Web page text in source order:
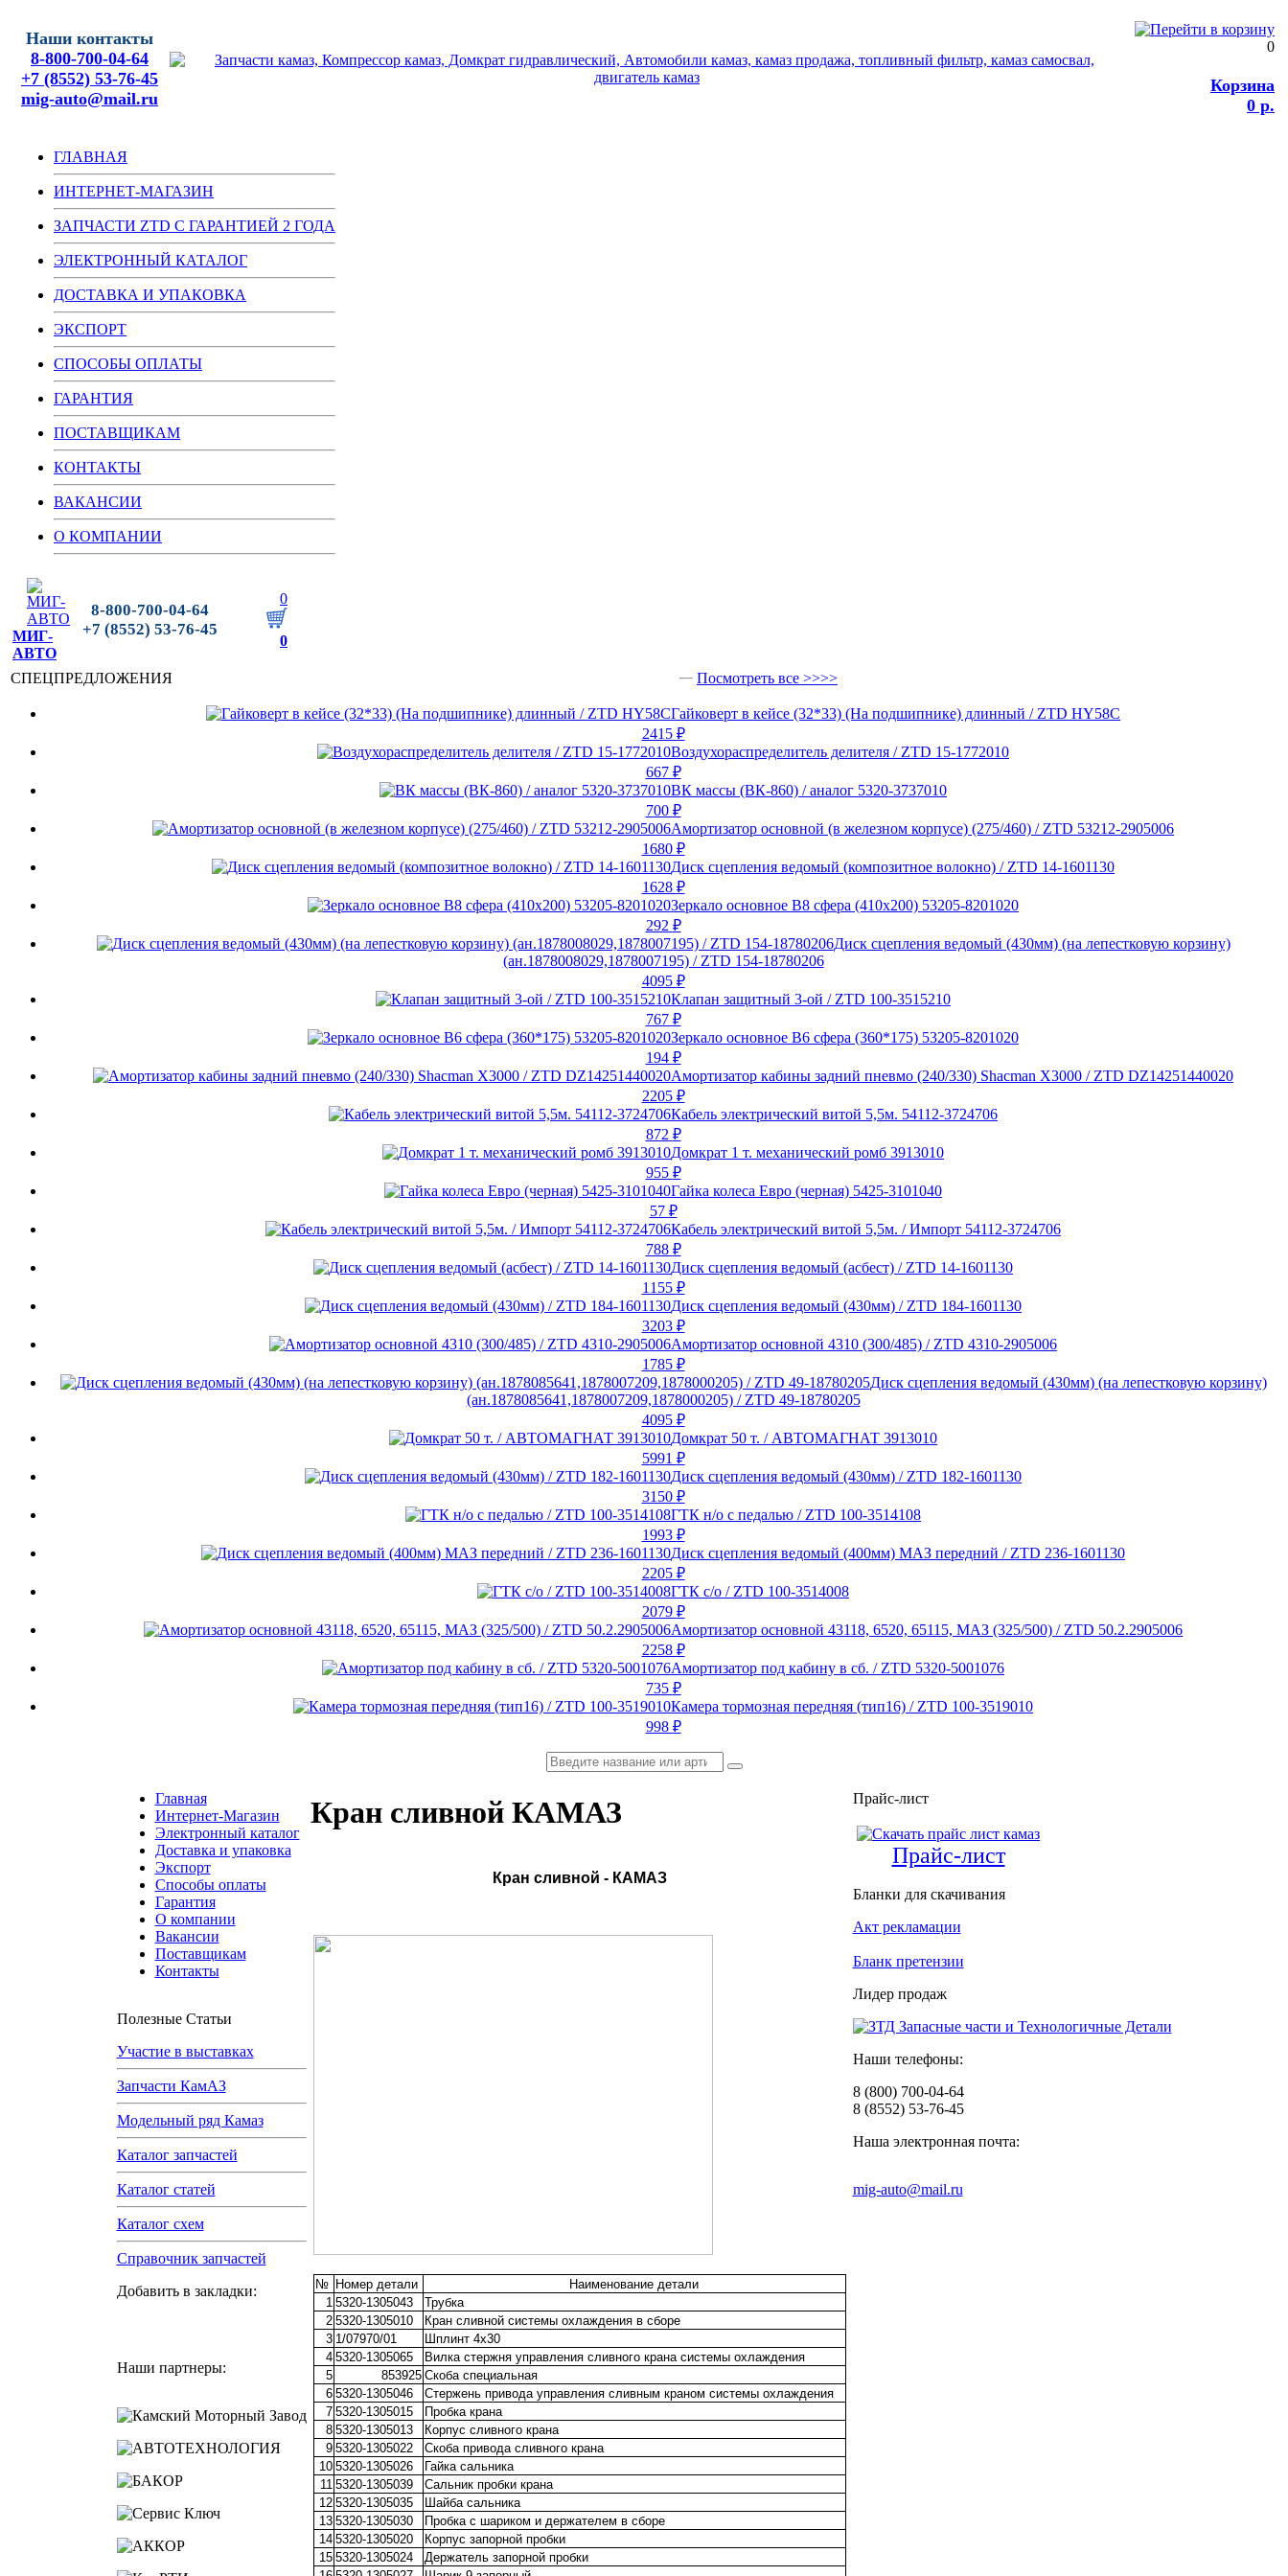
Наши контакты
8-800-700-04-64
+7 (8552) 53-76-45
mig-auto@mail.ru
0
Корзина
0 р.
ГЛАВНАЯ
ИНТЕРНЕТ-МАГАЗИН
ЗАПЧАСТИ ZTD С ГАРАНТИЕЙ 2 ГОДА
ЭЛЕКТРОННЫЙ КАТАЛОГ
ДОСТАВКА И УПАКОВКА
ЭКСПОРТ
СПОСОБЫ ОПЛАТЫ
ГАРАНТИЯ
ПОСТАВЩИКАМ
КОНТАКТЫ
ВАКАНСИИ
О КОМПАНИИ
МИГ-
АВТО
8-800-700-04-64
+7 (8552) 53-76-45
0
0
СПЕЦПРЕДЛОЖЕНИЯ Посмотреть все >>>>
Гайковерт в кейсе (32*33) (На подшипнике) длинный / ZTD HY58C
2415 ₽
Воздухораспределитель делителя / ZTD 15-1772010
667 ₽
ВК массы (ВК-860) / аналог 5320-3737010
700 ₽
Амортизатор основной (в железном корпусе) (275/460) / ZTD 53212-2905006
1680 ₽
Диск сцепления ведомый (композитное волокно) / ZTD 14-1601130
1628 ₽
Зеркало основное В8 сфера (410х200) 53205-8201020
292 ₽
Диск сцепления ведомый (430мм) (на лепестковую корзину)
(ан.1878008029,1878007195) / ZTD 154-18780206
4095 ₽
Клапан защитный 3-ой / ZTD 100-3515210
767 ₽
Зеркало основное В6 сфера (360*175) 53205-8201020
194 ₽
Амортизатор кабины задний пневмо (240/330) Shacman X3000 / ZTD DZ14251440020
2205 ₽
Кабель электрический витой 5,5м. 54112-3724706
872 ₽
Домкрат 1 т. механический ромб 3913010
955 ₽
Гайка колеса Евро (черная) 5425-3101040
57 ₽
Кабель электрический витой 5,5м. / Импорт 54112-3724706
788 ₽
Диск сцепления ведомый (асбест) / ZTD 14-1601130
1155 ₽
Диск сцепления ведомый (430мм) / ZTD 184-1601130
3203 ₽
Амортизатор основной 4310 (300/485) / ZTD 4310-2905006
1785 ₽
Диск сцепления ведомый (430мм) (на лепестковую корзину)
(ан.1878085641,1878007209,1878000205) / ZTD 49-18780205
4095 ₽
Домкрат 50 т. / АВТОМАГНАТ 3913010
5991 ₽
Диск сцепления ведомый (430мм) / ZTD 182-1601130
3150 ₽
ГТК н/о с педалью / ZTD 100-3514108
1993 ₽
Диск сцепления ведомый (400мм) МАЗ передний / ZTD 236-1601130
2205 ₽
ГТК с/о / ZTD 100-3514008
2079 ₽
Амортизатор основной 43118, 6520, 65115, МАЗ (325/500) / ZTD 50.2.2905006
2258 ₽
Амортизатор под кабину в сб. / ZTD 5320-5001076
735 ₽
Камера тормозная передняя (тип16) / ZTD 100-3519010
998 ₽
Главная
Интернет-Магазин
Электронный каталог
Доставка и упаковка
Экспорт
Способы оплаты
Гарантия
О компании
Вакансии
Поставщикам
Контакты
Полезные Статьи
Участие в выставках
Запчасти КамАЗ
Модельный ряд Камаз
Каталог запчастей
Каталог статей
Каталог схем
Справочник запчастей
Добавить в закладки:
Наши партнеры:
Кран сливной КАМАЗ
Кран сливной - КАМАЗ
№ Номер детали
Наименование детали
1 5320-1305043
Трубка
2 5320-1305010
Кран сливной системы охлаждения в сборе
3 1/07970/01
Шплинт 4х30
4 5320-1305065
Вилка стержня управления сливного крана системы охлаждения
5
853925 Скоба специальная
6 5320-1305046
Стержень привода управления сливным краном системы охлаждения
7 5320-1305015
Пробка крана
8 5320-1305013
Корпус сливного крана
9 5320-1305022
Скоба привода сливного крана
10 5320-1305026
Гайка сальника
11 5320-1305039
Сальник пробки крана
12 5320-1305035
Шайба сальника
13 5320-1305030
Пробка с шариком и держателем в сборе
14 5320-1305020
Корпус запорной пробки
15 5320-1305024
Держатель запорной пробки
Прайс-лист
Прайс-лист
Бланки для скачивания
Акт рекламации
Бланк претензии
Лидер продаж
Наши телефоны:
8 (800) 700-04-64
8 (8552) 53-76-45
Наша электронная почта:
mig-auto@mail.ru